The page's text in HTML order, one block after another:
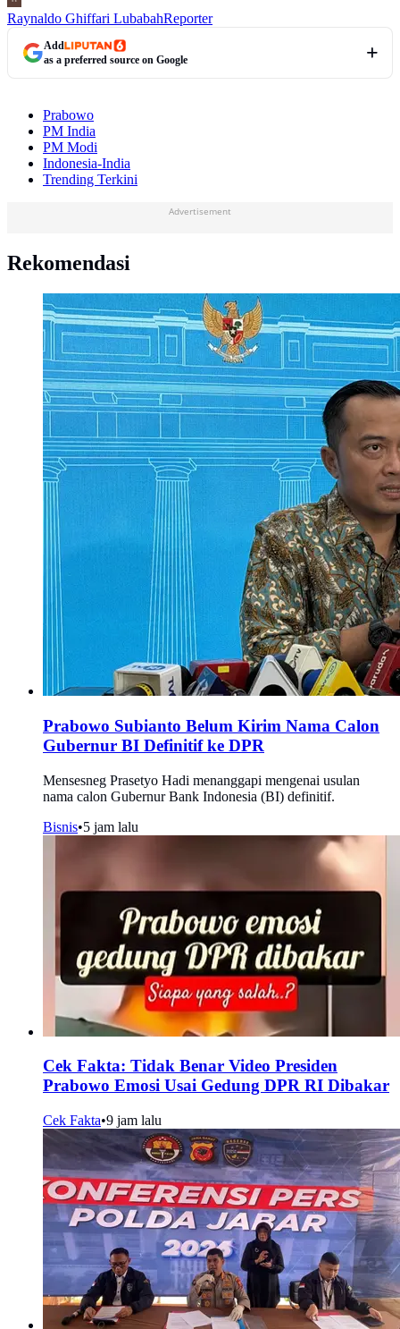
Raynaldo Ghiffari LubabahReporter
Add
as a preferred source on Google
Prabowo
PM India
PM Modi
Indonesia-India
Trending Terkini
Advertisement
Rekomendasi
Prabowo Subianto Belum Kirim Nama Calon
Gubernur BI Definitif ke DPR
Mensesneg Prasetyo Hadi menanggapi mengenai usulan
nama calon Gubernur Bank Indonesia (BI) definitif.
Bisnis•5 jam lalu
Cek Fakta: Tidak Benar Video Presiden
Prabowo Emosi Usai Gedung DPR RI Dibakar
Cek Fakta•9 jam lalu